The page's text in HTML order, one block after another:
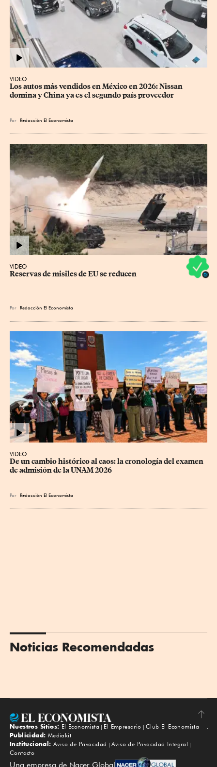
VIDEO
Los autos más vendidos en México en 2026: Nissan
domina y China ya es el segundo país proveedor
Por Redacción El Economista
VIDEO
Reservas de misiles de EU se reducen
Por Redacción El Economista
VIDEO
De un cambio histórico al caos: la cronología del examen
de admisión de la UNAM 2026
Por Redacción El Economista
Noticias Recomendadas
Subir
Nuestros Sitios: El Economista El Empresario
Club El Economista
Publicidad: Mediakit
Institucional: Aviso de Privacidad
Aviso de Privacidad Integral
Contacto
Una empresa de Nacer Global